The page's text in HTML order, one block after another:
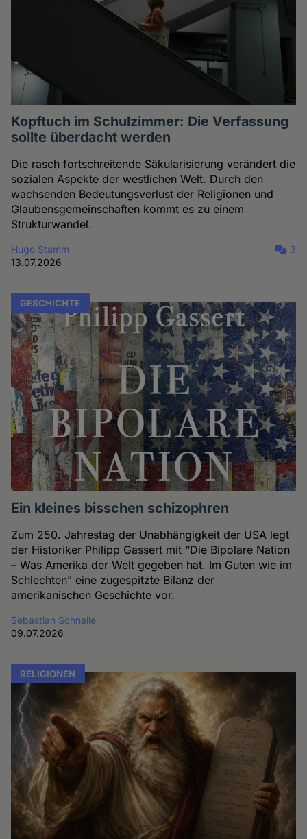
Kopftuch im Schulzimmer: Die Verfassung
sollte überdacht werden
Die rasch fortschreitende Säkularisierung verändert die
sozialen Aspekte der westlichen Welt. Durch den
wachsenden Bedeutungsverlust der Religionen und
Glaubensgemeinschaften kommt es zu einem
Strukturwandel.
Hugo Stamm
13.07.2026
3
GESCHICHTE
Ein kleines bisschen schizophren
Zum 250. Jahrestag der Unabhängigkeit der USA legt
der Historiker Philipp Gassert mit “Die Bipolare Nation
– Was Amerika der Welt gegeben hat. Im Guten wie im
Schlechten” eine zugespitzte Bilanz der
amerikanischen Geschichte vor.
Sebastian Schnelle
09.07.2026
RELIGIONEN